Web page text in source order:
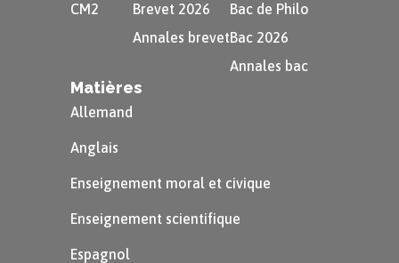
CM2
Brevet 2026
Annales brevet
Bac de Philo
Bac 2026
Annales bac
Matières
Allemand
Anglais
Enseignement moral et civique
Enseignement scientifique
Espagnol